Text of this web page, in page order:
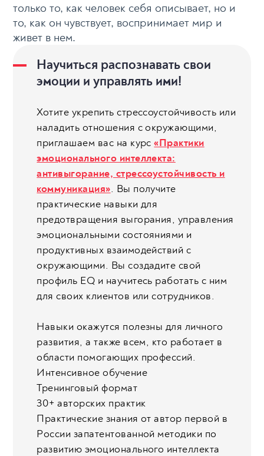
только то, как человек себя описывает, но и
то, как он чувствует, воспринимает мир и
живет в нем.
Научиться распознавать свои
эмоции и управлять ими!
Хотите укрепить стрессоустойчивость или
наладить отношения с окружающими,
приглашаем вас на курс«Практики
эмоционального интеллекта:
антивыгорание, стрессоустойчивость и
коммуникация». Вы получите
практические навыки для
предотвращения выгорания, управления
эмоциональными состояниями и
продуктивных взаимодействий с
окружающими. Вы создадите свой
профиль EQ и научитесь работать с ним
для своих клиентов или сотрудников.
Навыки окажутся полезны для личного
развития, а также всем, кто работает в
области помогающих профессий.
Интенсивное обучение
Тренинговый формат
30+ авторских практик
Практические знания от автор первой в
России запатентованной методики по
развитию эмоционального интеллекта